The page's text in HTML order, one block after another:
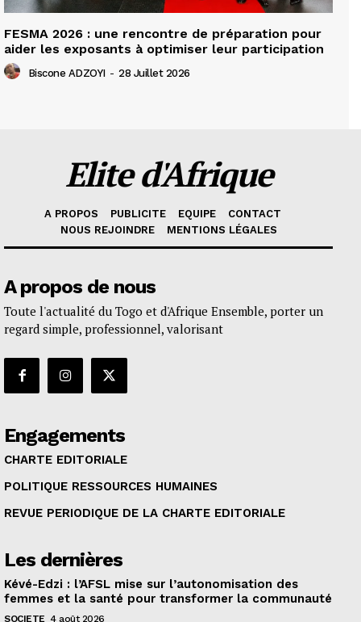
FESMA 2026 : une rencontre de préparation pour
aider les exposants à optimiser leur participation
Biscone ADZOYI - 28 Juillet 2026
Elite d'Afrique
A PROPOS PUBLICITE EQUIPE
CONTACT
NOUS REJOINDRE
MENTIONS LÉGALES
A propos de nous
Toute l'actualité du Togo et d'Afrique Ensemble, porter un
regard simple, professionnel, valorisant
Engagements
CHARTE EDITORIALE
POLITIQUE RESSOURCES HUMAINES
REVUE PERIODIQUE DE LA CHARTE EDITORIALE
Les dernières
Kévé-Edzi : l’AFSL mise sur l’autonomisation des
femmes et la santé pour transformer la communauté
SOCIETE 4 août 2026